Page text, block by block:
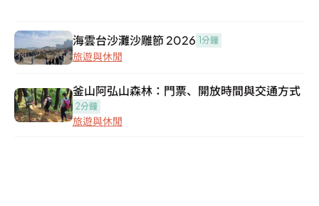
海雲台沙灘沙雕節 2026 1分鐘
旅遊與休閒
釜山阿弘山森林：門票、開放時間與交通方式
2分鐘
旅遊與休閒